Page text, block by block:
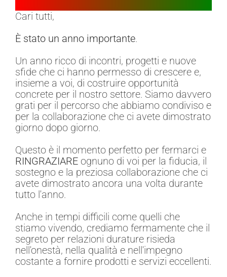
Cari tutti,
È stato un anno importante.
Un anno ricco di incontri, progetti e nuove
sfide che ci hanno permesso di crescere e,
insieme a voi, di costruire opportunità
concrete per il nostro settore. Siamo davvero
grati per il percorso che abbiamo condiviso e
per la collaborazione che ci avete dimostrato
giorno dopo giorno.
Questo è il momento perfetto per fermarci e
RINGRAZIARE ognuno di voi per la fiducia, il
sostegno e la preziosa collaborazione che ci
avete dimostrato ancora una volta durante
tutto l'anno.
Anche in tempi difficili come quelli che
stiamo vivendo, crediamo fermamente che il
segreto per relazioni durature risieda
nell'onestà, nella qualità e nell'impegno
costante a fornire prodotti e servizi eccellenti.